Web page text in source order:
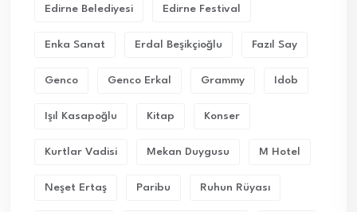
Edirne Belediyesi Edirne Festival
Enka Sanat Erdal Beşikçioğlu Fazıl Say
Genco Genco Erkal Grammy Idob
Işıl Kasapoğlu Kitap Konser
Kurtlar Vadisi Mekan Duygusu M Hotel
Neşet Ertaş Paribu Ruhun Rüyası